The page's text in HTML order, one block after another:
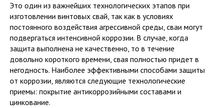
Это один из важнейших технологических этапов при
изготовлении винтовых свай, так как в условиях
постоянного воздействия агрессивной среды, сваи могут
подвергаться интенсивной коррозии. В случае, когда
защита выполнена не качественно, то в течение
довольно короткого времени, свая полностью придет в
негодность. Наиболее эффективными способами защиты
от коррозии, являются следующие технологические
приемы: покрытие антикоррозийными составами и
цинкование.